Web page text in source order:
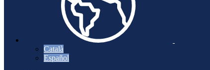
Català
Español